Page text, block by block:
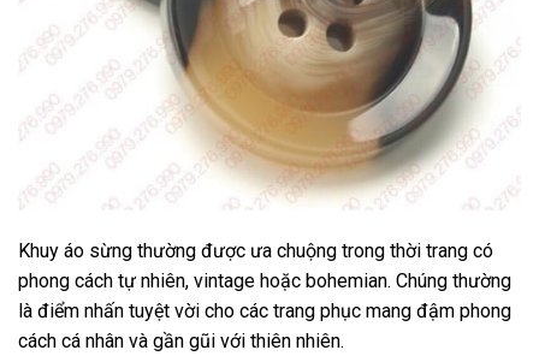
Khuy áo sừng thường được ưa chuộng trong thời trang có
phong cách tự nhiên, vintage hoặc bohemian. Chúng thường
là điểm nhấn tuyệt vời cho các trang phục mang đậm phong
cách cá nhân và gần gũi với thiên nhiên.